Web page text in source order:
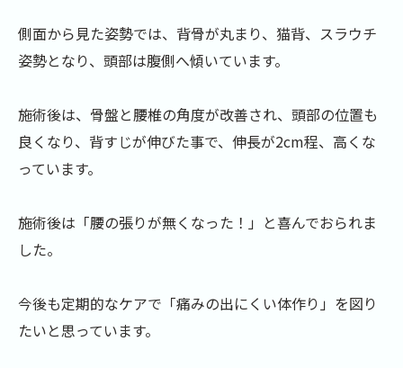
側面から見た姿勢では、背骨が丸まり、猫背、スラウチ
姿勢となり、頭部は腹側へ傾いています。
施術後は、骨盤と腰椎の角度が改善され、頭部の位置も
良くなり、背すじが伸びた事で、伸長が2cm程、高くな
っています。
施術後は「腰の張りが無くなった！」と喜んでおられま
した。
今後も定期的なケアで「痛みの出にくい体作り」を図り
たいと思っています。